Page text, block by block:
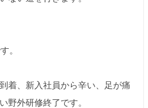
。
着、新入社員から辛い、足が痛
野外研修終了です。